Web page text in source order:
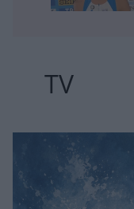
TV